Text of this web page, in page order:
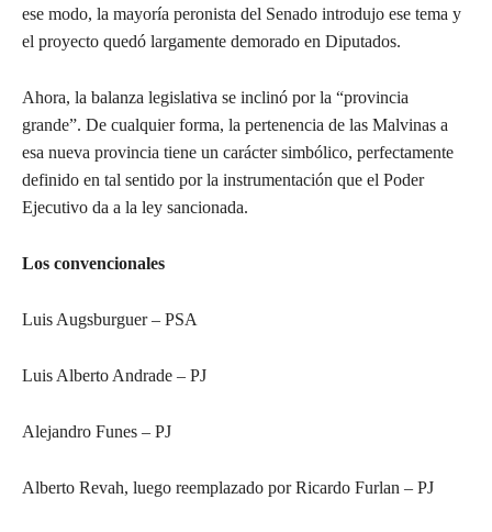
ese modo, la mayoría peronista del Senado introdujo ese tema y
el proyecto quedó largamente demorado en Diputados.
Ahora, la balanza legislativa se inclinó por la “provincia
grande”. De cualquier forma, la pertenencia de las Malvinas a
esa nueva provincia tiene un carácter simbólico, perfectamente
definido en tal sentido por la instrumentación que el Poder
Ejecutivo da a la ley sancionada.
Los convencionales
Luis Augsburguer – PSA
Luis Alberto Andrade – PJ
Alejandro Funes – PJ
Alberto Revah, luego reemplazado por Ricardo Furlan – PJ